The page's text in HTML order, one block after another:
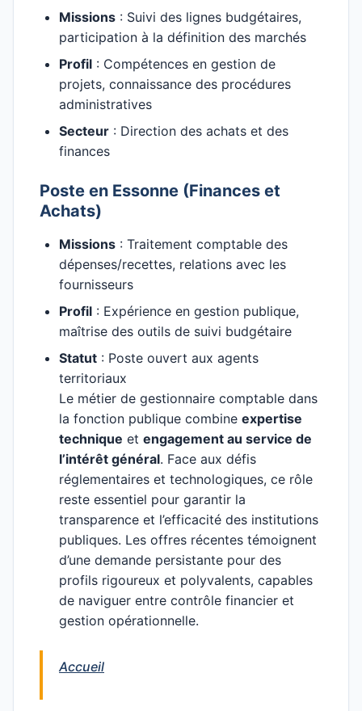
Missions : Suivi des lignes budgétaires,
participation à la définition des marchés
Profil : Compétences en gestion de
projets, connaissance des procédures
administratives
Secteur : Direction des achats et des
finances
Poste en Essonne (Finances et
Achats)
Missions : Traitement comptable des
dépenses/recettes, relations avec les
fournisseurs
Profil : Expérience en gestion publique,
maîtrise des outils de suivi budgétaire
Statut : Poste ouvert aux agents
territoriaux
Le métier de gestionnaire comptable dans
la fonction publique combine expertise
technique et engagement au service de
l’intérêt général. Face aux défis
réglementaires et technologiques, ce rôle
reste essentiel pour garantir la
transparence et l’efficacité des institutions
publiques. Les offres récentes témoignent
d’une demande persistante pour des
profils rigoureux et polyvalents, capables
de naviguer entre contrôle financier et
gestion opérationnelle.
Accueil